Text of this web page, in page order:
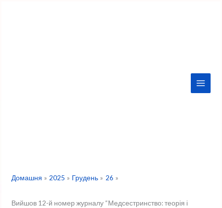
Домашня 2025 Грудень 26
Вийшов 12-й номер журналу “Медсестринство: теорія і